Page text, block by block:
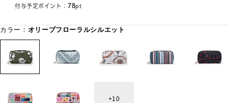
付与予定ポイント： 78pt
カラー： オリーブフローラルシルエット
10